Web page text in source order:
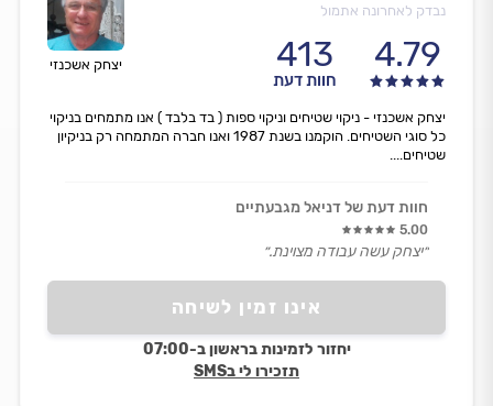
יצחק אשכנזי
נבדק לאחרונה אתמול
4.79
413
חוות דעת
אינו זמין לשיחה
יחזור לזמינות בראשון ב-07:00
תזכירו לי בSMS
יצחק אשכנזי - ניקוי שטיחים וניקוי ספות ( בד בלבד ) אנו מתמחים בניקוי
כל סוגי השטיחים. הוקמנו בשנת 1987 ואנו חברה המתמחה רק בניקיון
שטיחים....
חוות דעת של דניאל מגבעתיים
5.00
״יצחק עשה עבודה מצוינת.״